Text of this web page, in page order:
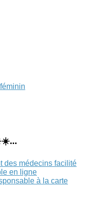
des médecins facilité
en ligne
à la carte